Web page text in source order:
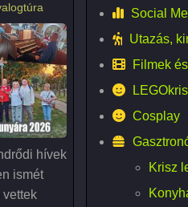
hívek
ismét
Social
Utazás,
Filmek
Cosplay
Krisz